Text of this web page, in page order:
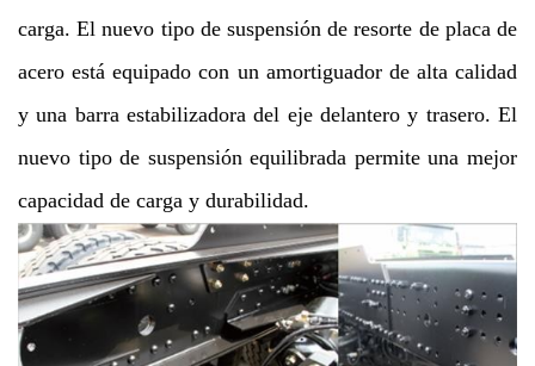
carga. El nuevo tipo de suspensión de resorte de placa de
acero está equipado con un amortiguador de alta calidad
y una barra estabilizadora del eje delantero y trasero. El
nuevo tipo de suspensión equilibrada permite una mejor
capacidad de carga y durabilidad.